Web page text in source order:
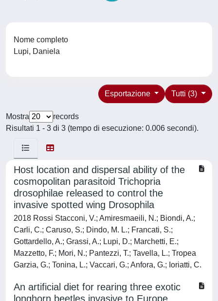
Nome completo
Lupi, Daniela
Tutti (3)
Esportazione
Mostra
records
Risultati 1 - 3 di 3 (tempo di esecuzione: 0.006 secondi).
Host location and dispersal ability of the
cosmopolitan parasitoid Trichopria
drosophilae released to control the
invasive spotted wing Drosophila
2018 Rossi Stacconi, V.; Amiresmaeili, N.; Biondi, A.;
Carli, C.; Caruso, S.; Dindo, M. L.; Francati, S.;
Gottardello, A.; Grassi, A.; Lupi, D.; Marchetti, E.;
Mazzetto, F.; Mori, N.; Pantezzi, T.; Tavella, L.; Tropea
Garzia, G.; Tonina, L.; Vaccari, G.; Anfora, G.; Ioriatti, C.
An artificial diet for rearing three exotic
longhorn beetles invasive to Europe